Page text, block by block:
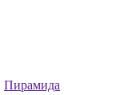
Пирамида